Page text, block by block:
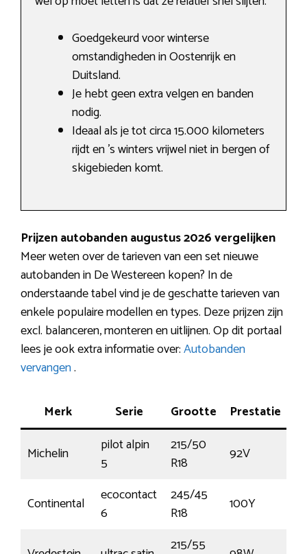
Goedgekeurd voor winterse
omstandigheden in Oostenrijk en
Duitsland.
Je hebt geen extra velgen en banden
nodig.
Ideaal als je tot circa 15.000 kilometers
rijdt en ’s winters vrijwel niet in bergen of
skigebieden komt.
Prijzen autobanden augustus 2026 vergelijken
Meer weten over de tarieven van een set nieuwe
autobanden in De Westereen kopen? In de
onderstaande tabel vind je de geschatte tarieven van
enkele populaire modellen en types. Deze prijzen zijn
excl. balanceren, monteren en uitlijnen. Op dit portaal
lees je ook extra informatie over:Autobanden
vervangen.
Merk Serie Grootte Prestatie
Michelin
pilot alpin
5
215/50
R18
92V
Continental
ecocontact
6
245/45
R18
100Y
215/55